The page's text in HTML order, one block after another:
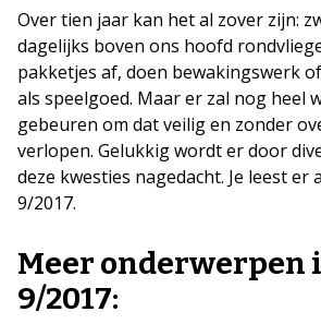
Over tien jaar kan het al zover zijn:
dagelijks boven ons hoofd
pakketjes af, doen bewakingswerk
als speelgoed. Maar er zal nog heel
gebeuren om dat veilig en zonder
verlopen. Gelukkig wordt er door
deze kwesties nagedacht. Je leest er
9/2017.
Meer onderwerpen
9/2017: